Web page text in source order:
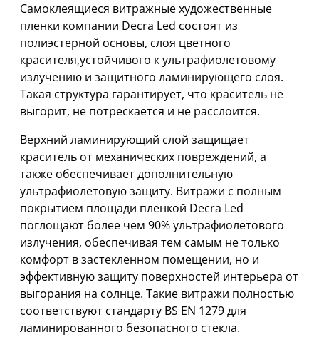
Самоклеящиеся витражные художественные
пленки компании Decra Led состоят из
полиэстерной основы, слоя цветного
красителя,устойчивого к ультрафиолетовому
излучению и защитного ламинирующего слоя.
Такая структура гарантирует, что краситель не
выгорит, не потрескается и не расслоится.
Верхний ламинирующий слой защищает
краситель от механических повреждений, а
также обеспечивает дополнительную
ультрафиолетовую защиту. Витражи с полным
покрытием площади пленкой Decra Led
поглощают более чем 90% ультрафиолетового
излучения, обеспечивая тем самым не только
комфорт в застекленном помещении, но и
эффективную защиту поверхностей интерьера от
выгорания на солнце. Такие витражи полностью
соответствуют стандарту BS EN 1279 для
ламинированного безопасного стекла.